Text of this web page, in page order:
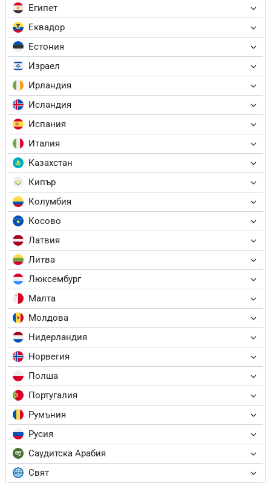
Египет
Еквадор
Естония
Израел
Ирландия
Исландия
Испания
Италия
Казахстан
Кипър
Колумбия
Косово
Латвия
Литва
Люксембург
Малта
Молдова
Нидерландия
Норвегия
Полша
Португалия
Румъния
Русия
Саудитска Арабия
Свят